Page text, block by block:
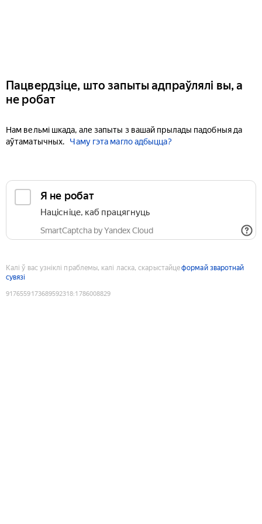
Пацвердзіце, што запыты адпраўлялі вы, а
не робат
Нам вельмі шкада, але запыты з вашай прылады падобныя да
аўтаматычных.
Чаму гэта магло адбыцца?
Я не робат
Націсніце, каб працягнуць
SmartCaptcha by Yandex Cloud
Калі ў вас узніклі праблемы, калі ласка, скарыстайцеформай зваротнай
сувязі
9176559173689592318:1786008829